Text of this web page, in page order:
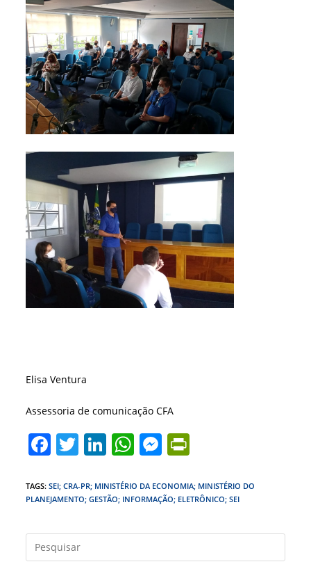
Elisa Ventura
Assessoria de comunicação CFA
F
c
e
b
o
T
itt
er
Li
k
e
dI
n
W
at
s
A
p
M
ss
e
n
g
tF
ri
e
n
TAGS:SEI; CRA-PR; MINISTÉRIO DA ECONOMIA; MINISTÉRIO DO
PLANEJAMENTO; GESTÃO; INFORMAÇÃO; ELETRÔNICO; SEI
a